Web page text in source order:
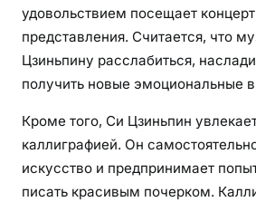
удовольствием посещает
представления. Считается, что
Цзиньпину расслабиться,
получить новые эмоциональные
Кроме того, Си Цзиньпин
каллиграфией. Он
искусство и предпринимает
писать красивым почерком.